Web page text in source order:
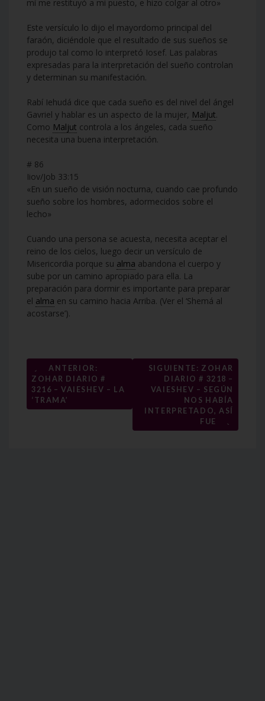
mí me restituyó a mi puesto, e hizo colgar al otro»
Este versículo lo dijo el mayordomo principal del
faraón, diciéndole que el resultado de sus sueños se
produjo tal como lo interpretó Iosef. Las palabras
expresadas para la interpretación del sueño controlan
y determinan su manifestación.
Rabí Iehudá dice que cada sueño es del nivel del ángel
Gavriel y hablar es un aspecto de la mujer, Maljut.
Como Maljut controla a los ángeles, cada sueño
necesita una buena interpretación.
# 86
Iiov/Job 33:15
«En un sueño de visión nocturna, cuando cae profundo
sueño sobre los hombres, adormecidos sobre el
lecho»
Cuando una persona se acuesta, necesita aceptar el
reino de los cielos, luego decir un versículo de
Misericordia porque su alma abandona el cuerpo y
sube por un camino apropiado para ella. La
preparación para dormir es importante para preparar
el alma en su camino hacia Arriba. (Ver el ‘Shemá al
acostarse’).
Navegación
de
entradas
←
ANTERIOR:
ZOHAR DIARIO #
3216 – VAIESHEV – LA
‘TRAMA’
SIGUIENTE: ZOHAR
DIARIO # 3218 –
VAIESHEV – SEGÚN
NOS HABÍA
INTERPRETADO, ASÍ
FUE
→